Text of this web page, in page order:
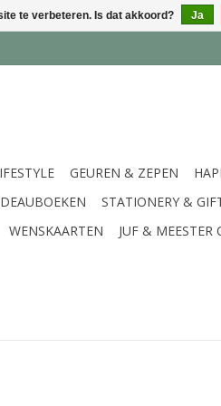
GEUREN & ZEPEN
STATIONERY &
WENSKAARTEN JUF & MEESTER
te verbeteren. Is dat akkoord? Ja